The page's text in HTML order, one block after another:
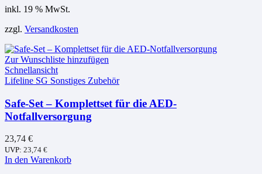
inkl. 19 % MwSt.
zzgl. Versandkosten
Zur Wunschliste hinzufügen
Schnellansicht
Lifeline SG Sonstiges Zubehör
Safe-Set – Komplettset für die AED-
Notfallversorgung
23,74 €
UVP: 23,74 €
In den Warenkorb